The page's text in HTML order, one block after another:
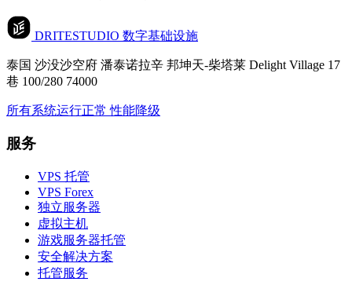
DRITESTUDIO 数字基础设施
泰国 沙没沙空府 潘泰诺拉辛 邦坤天-柴塔莱 Delight Village 17
巷 100/280 74000
所有系统运行正常 性能降级
服务
VPS 托管
VPS Forex
独立服务器
虚拟主机
游戏服务器托管
安全解决方案
托管服务